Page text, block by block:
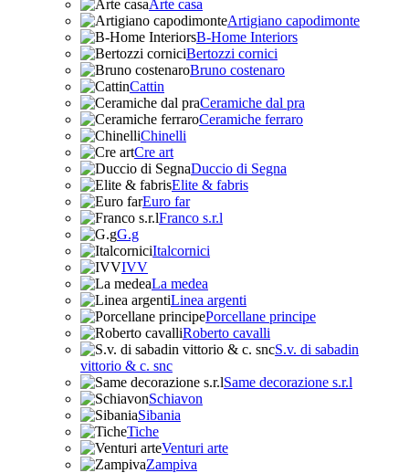
Arte casa
Artigiano capodimonte
B-Home Interiors
Bertozzi cornici
Bruno costenaro
Cattin
Ceramiche dal pra
Ceramiche ferraro
Chinelli
Cre art
Duccio di Segna
Elite & fabris
Euro far
Franco s.r.l
G.g
Italcornici
IVV
La medea
Linea argenti
Porcellane principe
Roberto cavalli
S.v. di sabadin
vittorio & c. snc
Same decorazione s.r.l
Schiavon
Sibania
Tiche
Venturi arte
Zampiva